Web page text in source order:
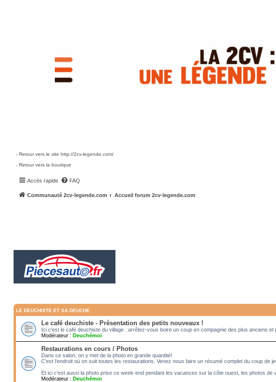
- Retour vers le site http://2cv-legende.com/
- Retour vers la boutique
Accès rapide FAQ
Communauté 2cv-legende.com Accueil forum 2cv-legende.com
LE DEUCHISTE ET SA DEUCHE
Le café deuchiste - Présentation des petits nouveaux !
Ici c'est le café deuchiste du village : arrêtez-vous boire un coup en compagnie des plus anciens
Modérateur : Deuchémoi
Restaurations en cours / Photos
Dans ce salon, on y met de la photo en grande quantité!
C'est l'endroit où on suit toutes les restaurations. Venez nous faire un résumé complet du coup de
Et ici c'est aussi la photo prise ce week-end pendant les vacances sur la côte ouest, les photos de
Modérateur : Deuchémoi